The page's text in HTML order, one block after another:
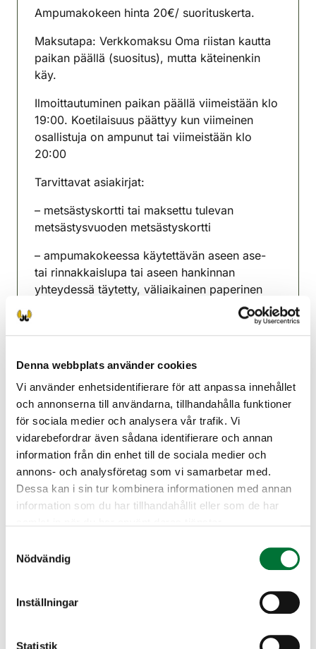
Denna webbplats använder cookies
Vi använder enhetsidentifierare för att anpassa innehållet
och annonserna till användarna, tillhandahålla funktioner
för sociala medier och analysera vår trafik. Vi
vidarebefordrar även sådana identifierare och annan
information från din enhet till de sociala medier och
annons- och analysföretag som vi samarbetar med.
Dessa kan i sin tur kombinera informationen med annan
information som du har tillhandahållit eller som de har
Nödvändig
Inställningar
Statistik
Ampumakokeen hinta 20€/ suorituskerta.
Maksutapa: Verkkomaksu Oma riistan kautta
paikan päällä (suositus), mutta käteinenkin
käy.
Ilmoittautuminen paikan päällä viimeistään klo
19:00. Koetilaisuus päättyy kun viimeinen
osallistuja on ampunut tai viimeistään klo
20:00
Tarvittavat asiakirjat:
– metsästyskortti tai maksettu tulevan
metsästysvuoden metsästyskortti
– ampumakokeessa käytettävän aseen ase-
tai rinnakkaislupa tai aseen hankinnan
yhteydessä täytetty, väliaikainen paperinen
– henkilöllisyystodistus
Alle 15-vuotias ampumakokeessa
– Jos ampuja on alle 15 vuotta, saa hän
käyttää ampumakokeessa 18 vuotta
täyttäneen henkilön asetta valvotusti.
Koetilaisuudessa mahdollista suorittaa myös
jousiampumakoe
Paikka: Reserviläisten ampumarata
Harjavalta jaktvårdsförening